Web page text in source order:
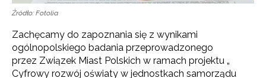
Źródło: Fotolia
Zachęcamy do zapoznania się z wynikami
ogólnopolskiego badania przeprowadzonego
przez Związek Miast Polskich w ramach projektu „
Cyfrowy rozwój oświaty w jednostkach samorządu